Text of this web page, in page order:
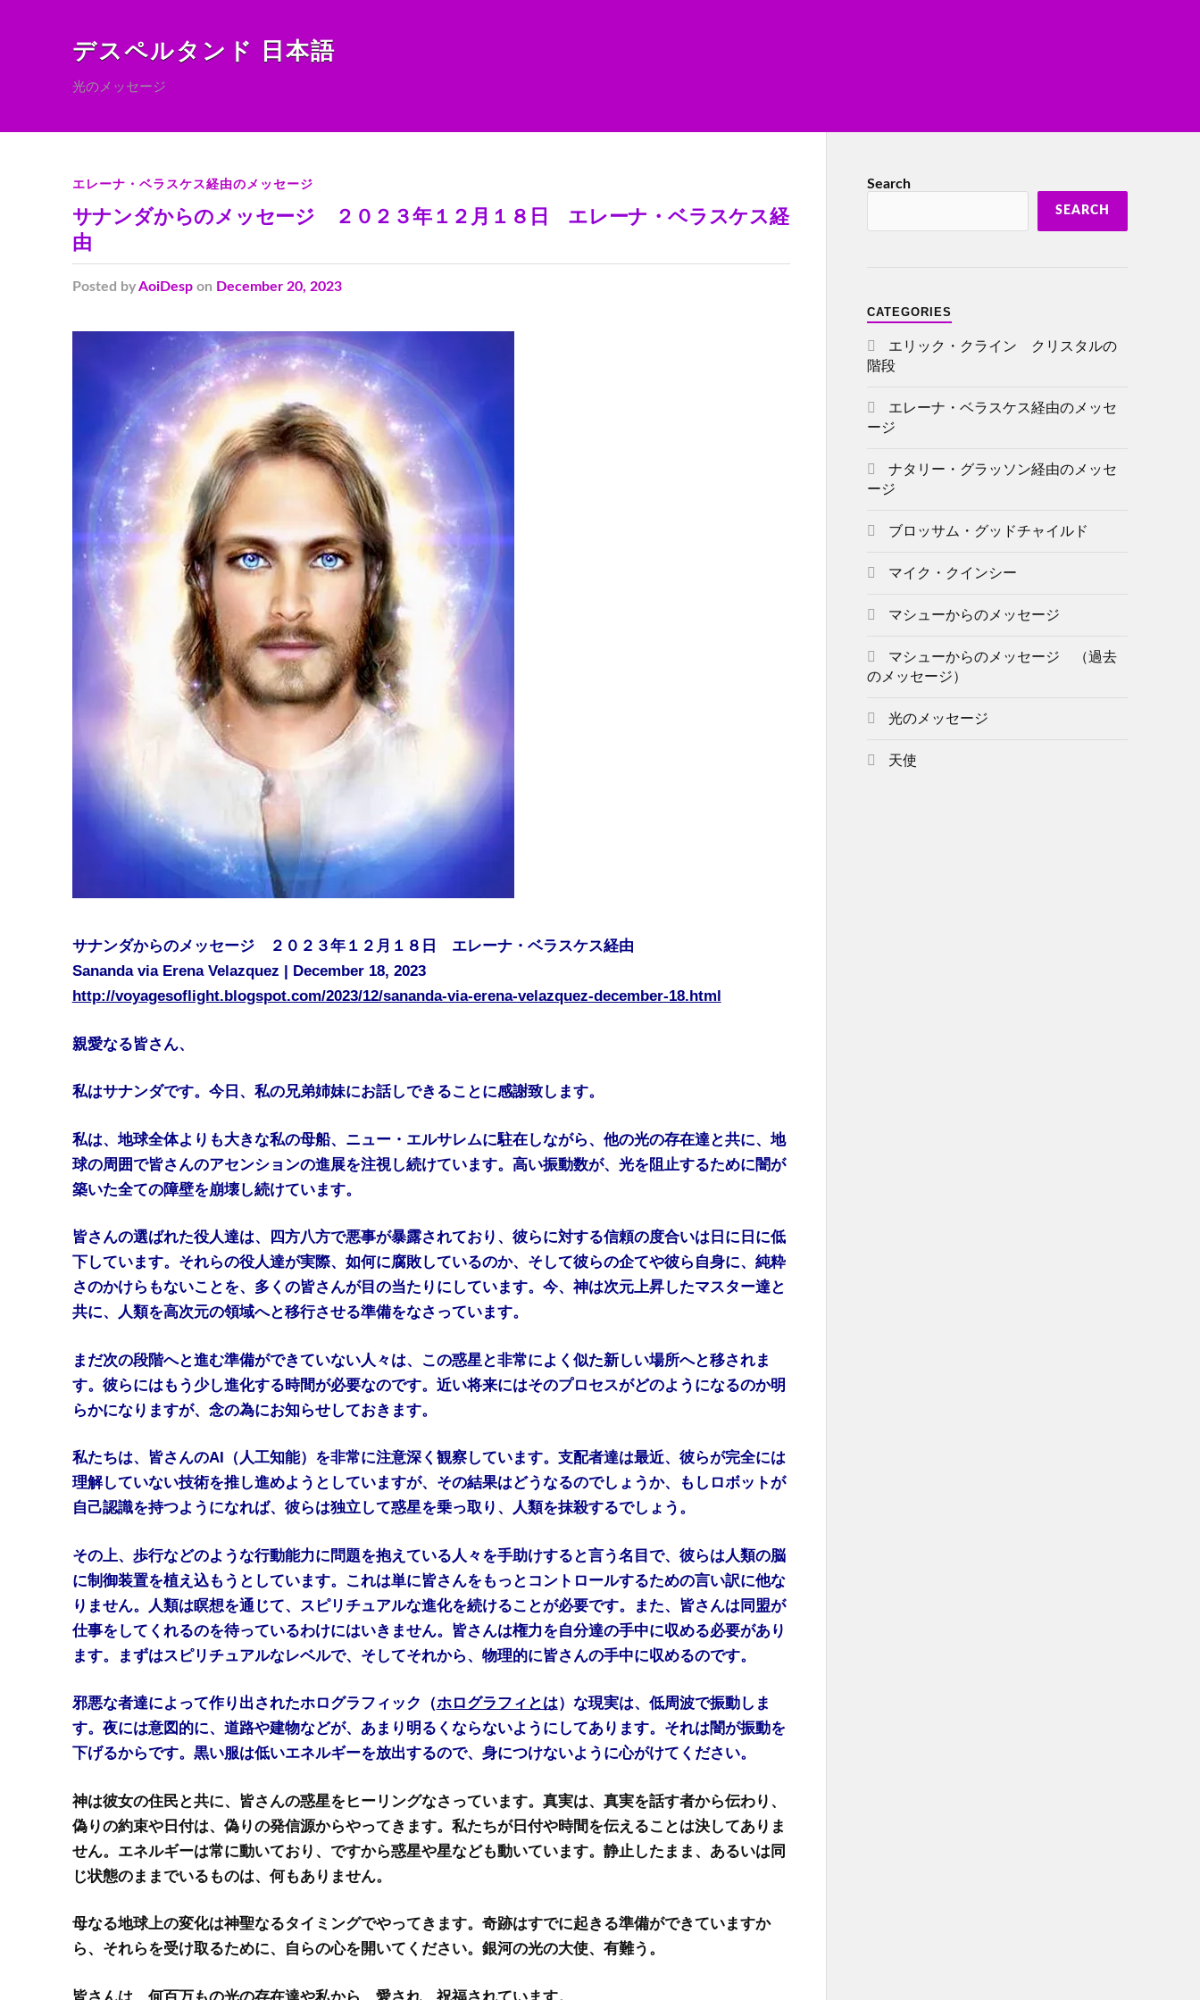
デスペルタンド 日本語
光のメッセージ
エレーナ・ベラスケス経由のメッセージ
サナンダからのメッセージ ２０２３年１２月１８日 エレーナ・ベラスケス経
由
Posted byAoiDesp on December 20, 2023
サナンダからのメッセージ ２０２３年１２月１８日 エレーナ・ベラスケス経由
Sananda via Erena Velazquez | December 18, 2023
http://voyagesoflight.blogspot.com/2023/12/sananda-via-erena-velazquez-december-18.html
親愛なる皆さん、
私はサナンダです。今日、私の兄弟姉妹にお話しできることに感謝致します。
私は、地球全体よりも大きな私の母船、ニュー・エルサレムに駐在しながら、他の光の存在達と共に、地
球の周囲で皆さんのアセンションの進展を注視し続けています。高い振動数が、光を阻止するために闇が
築いた全ての障壁を崩壊し続けています。
皆さんの選ばれた役人達は、四方八方で悪事が暴露されており、彼らに対する信頼の度合いは日に日に低
下しています。それらの役人達が実際、如何に腐敗しているのか、そして彼らの企てや彼ら自身に、純粋
さのかけらもないことを、多くの皆さんが目の当たりにしています。今、神は次元上昇したマスター達と
共に、人類を高次元の領域へと移行させる準備をなさっています。
まだ次の段階へと進む準備ができていない人々は、この惑星と非常によく似た新しい場所へと移されま
す。彼らにはもう少し進化する時間が必要なのです。近い将来にはそのプロセスがどのようになるのか明
らかになりますが、念の為にお知らせしておきます。
私たちは、皆さんのAI（人工知能）を非常に注意深く観察しています。支配者達は最近、彼らが完全には
理解していない技術を推し進めようとしていますが、その結果はどうなるのでしょうか、もしロボットが
自己認識を持つようになれば、彼らは独立して惑星を乗っ取り、人類を抹殺するでしょう。
その上、歩行などのような行動能力に問題を抱えている人々を手助けすると言う名目で、彼らは人類の脳
に制御装置を植え込もうとしています。これは単に皆さんをもっとコントロールするための言い訳に他な
りません。人類は瞑想を通じて、スピリチュアルな進化を続けることが必要です。また、皆さんは同盟が
仕事をしてくれるのを待っているわけにはいきません。皆さんは権力を自分達の手中に収める必要があり
ます。まずはスピリチュアルなレベルで、そしてそれから、物理的に皆さんの手中に収めるのです。
邪悪な者達によって作り出されたホログラフィック（ホログラフィとは）な現実は、低周波で振動しま
す。夜には意図的に、道路や建物などが、あまり明るくならないようにしてあります。それは闇が振動を
下げるからです。黒い服は低いエネルギーを放出するので、身につけないように心がけてください。
神は彼女の住民と共に、皆さんの惑星をヒーリングなさっています。真実は、真実を話す者から伝わり、
偽りの約束や日付は、偽りの発信源からやってきます。私たちが日付や時間を伝えることは決してありま
せん。エネルギーは常に動いており、ですから惑星や星なども動いています。静止したまま、あるいは同
じ状態のままでいるものは、何もありません。
母なる地球上の変化は神聖なるタイミングでやってきます。奇跡はすでに起きる準備ができていますか
ら、それらを受け取るために、自らの心を開いてください。銀河の光の大使、有難う。
皆さんは、何百万もの光の存在達や私から、愛され、祝福されています。
Search
SEARCH
CATEGORIES
エリック・クライン クリスタルの
階段
エレーナ・ベラスケス経由のメッセ
ージ
ナタリー・グラッソン経由のメッセ
ージ
ブロッサム・グッドチャイルド
マイク・クインシー
マシューからのメッセージ
マシューからのメッセージ （過去
のメッセージ）
光のメッセージ
天使